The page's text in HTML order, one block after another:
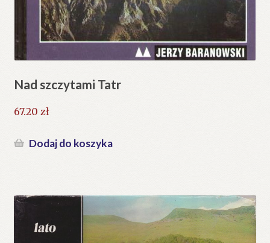
Nad szczytami Tatr
67.20 zł
Dodaj do koszyka